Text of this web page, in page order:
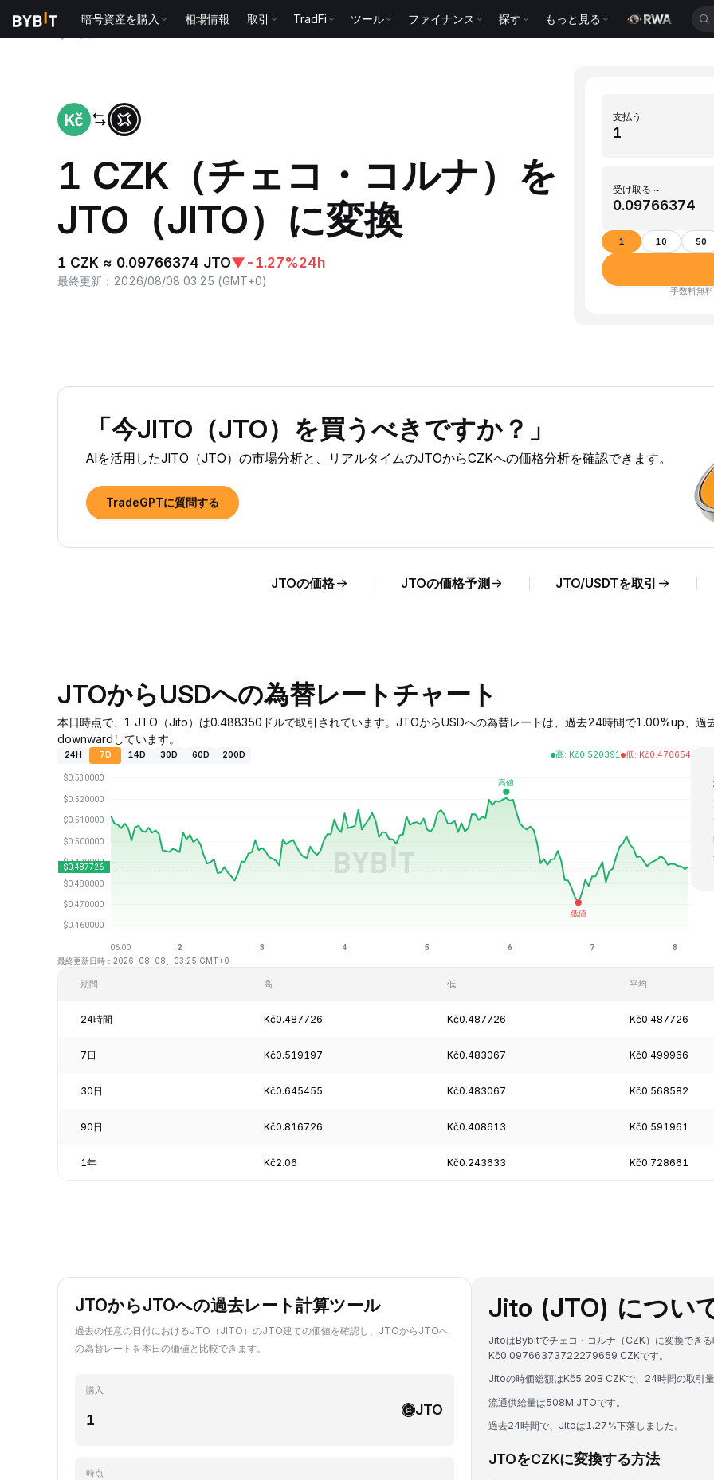
暗号資産を購入 相場情報 取引 TradFi ツール ファイナンス 探す もっと見る
1 CZK（チェコ・コルナ）を
JTO（JITO）に変換
1 CZK ≈ 0.09766374 JTO▼-1.27%24h
最終更新 ： 2026/08/08 03:25 (GMT+0)
支払う
受け取る ~
1 10 50
手数料無
「今JITO（JTO）を買うべきですか？」
AIを活用したJITO（JTO）の市場分析と、リアルタイムのJTOからCZKへの価格分析を確認できます。
TradeGPTに質問する
JTOの価格 JTOの価格予測 JTO/USDTを取引
JTOからUSDへの為替レートチャート
本日時点で、1 JTO（Jito）は0.488350ドルで取引されています。JTOからUSDへの為替レートは、過去24時間で1.00%up、
downwardしています。
24H 7D 14D 30D 60D 200D 高: Kč0.520391 低: Kč0.470654
最終更新日時：2026-08-08、03:25 GMT+0
期間 高 低 平均
24時間 Kč0.487726 Kč0.487726 Kč0.487726
7日 Kč0.519197 Kč0.483067 Kč0.499966
30日 Kč0.645455 Kč0.483067 Kč0.568582
90日 Kč0.816726 Kč0.408613 Kč0.591961
1年 Kč2.06 Kč0.243633 Kč0.728661
JTOからJTOへの過去レート計算ツール
過去の任意の日付におけるJTO（JITO）のJTO建ての価値を確認し、JTOからJTOへ
の為替レートを本日の価値と比較できます。
購入
JTO
時点
Jito (JTO) につい
JitoはBybitでチェコ・コルナ（CZK）に変換でき
Kč0.09766373722279659 CZKです。
Jitoの時価総額はKč5.20B CZKで、24時間の取引
流通供給量は508M JTOです。
過去24時間で、Jitoは1.27%下落しました。
JTOをCZKに変換する方法